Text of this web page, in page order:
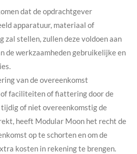
dat de opdrachtgever
apparatuur, materiaal of
zal stellen, zullen deze voldoen aan
de werkzaamheden gebruikelijke en
van de overeenkomst
faciliteiten of fiattering door de
of niet overeenkomstig de
heeft Modular Moon het recht de
op te schorten en om de
kosten in rekening te brengen.